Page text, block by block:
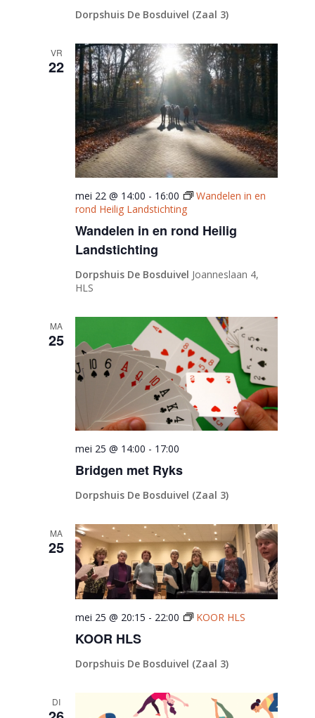
Dorpshuis De Bosduivel (Zaal 3)
VR
22
Wandelen in en rond Heilig
Landstichting
mei 22 @ 14:00 - 16:00
Wandelen in en
rond Heilig Landstichting
Dorpshuis De Bosduivel Joanneslaan 4,
HLS
MA
25
Bridgen met Ryks
mei 25 @ 14:00 - 17:00
Dorpshuis De Bosduivel (Zaal 3)
MA
25
KOOR HLS
mei 25 @ 20:15 - 22:00 KOOR HLS
Dorpshuis De Bosduivel (Zaal 3)
DI